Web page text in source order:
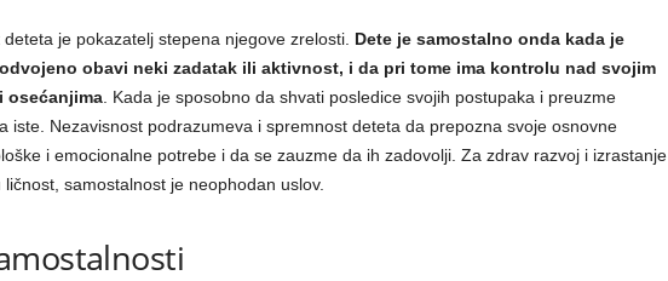
je pokazatelj stepena njegove zrelosti. Dete je samostalno onda kada je
obavi neki zadatak ili aktivnost, i da pri tome ima kontrolu nad svojim
osećanjima. Kada je sposobno da shvati posledice svojih postupaka i preuzme
iste. Nezavisnost podrazumeva i spremnost deteta da prepozna svoje osnovne
i emocionalne potrebe i da se zauzme da ih zadovolji. Za zdrav razvoj i izrastanje
samostalnost je neophodan uslov.